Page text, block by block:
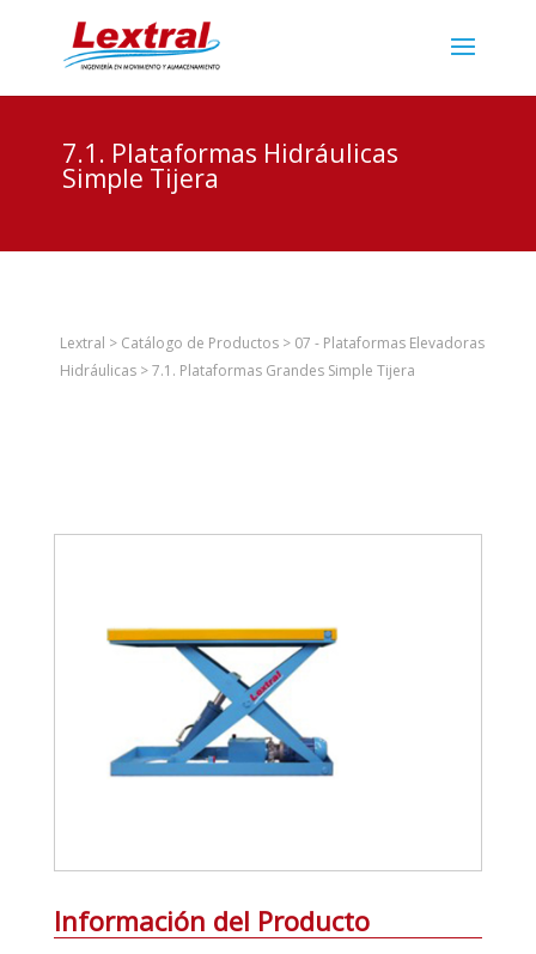
7.1. Plataformas Hidráulicas
Simple Tijera
Lextral > Catálogo de Productos> 07 - Plataformas Elevadoras
Hidráulicas>7.1. Plataformas Grandes Simple Tijera
Información del Producto